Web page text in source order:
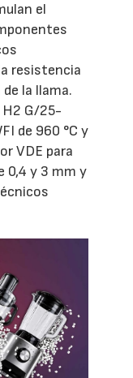
el
resistencia
la llama.
H2 G/25-
de 960 °C y
VDE para
0,4 y 3 mm y